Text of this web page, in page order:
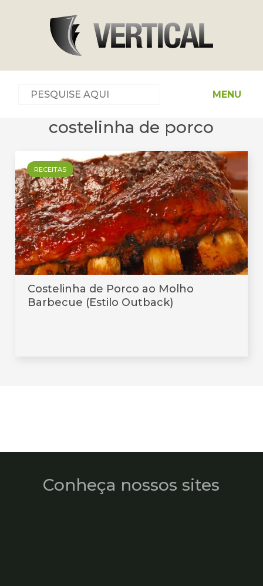
MENU
costelinha de porco
RECEITAS
Costelinha de Porco ao Molho
Barbecue (Estilo Outback)
Conheça nossos sites